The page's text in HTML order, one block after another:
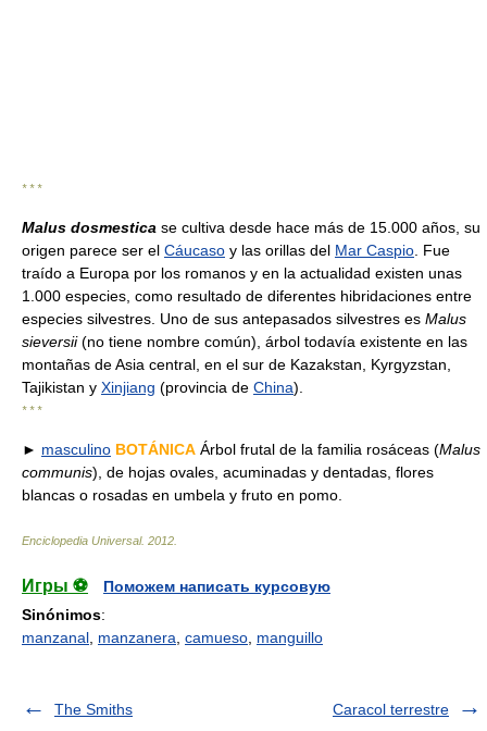
* * *
Malus dosmestica se cultiva desde hace más de 15.000 años, su
origen parece ser el Cáucaso y las orillas del Mar Caspio . Fue
traído a Europa por los romanos y en la actualidad existen unas
1.000 especies, como resultado de diferentes hibridaciones entre
especies silvestres. Uno de sus antepasados silvestres es Malus
sieversii(no tiene nombre común), árbol todavía existente en las
montañas de Asia central, en el sur de Kazakstan, Kyrgyzstan,
Tajikistan y Xinjiang (provincia de China).
* * *
► masculino BOTÁNICA Árbol frutal de la familia rosáceas (Malus
communis), de hojas ovales, acuminadas y dentadas, flores
blancas o rosadas en umbela y fruto en pomo.
Enciclopedia Universal. 2012
Игры ⚽
Поможем написать курсовую
Sinónimos:
manzanal manzanera camueso manguillo
The Smiths Caracol terrestre